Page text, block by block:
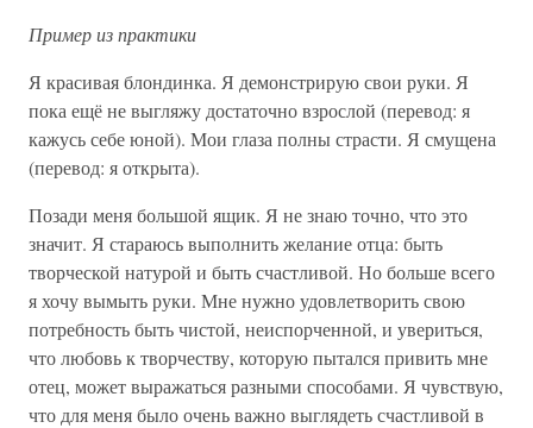
Пример из практики
Я красивая блондинка. Я демонстрирую свои руки. Я
пока ещё не выгляжу достаточно взрослой (перевод: я
кажусь себе юной). Мои глаза полны страсти. Я смущена
(перевод: я открыта).
Позади меня большой ящик. Я не знаю точно, что это
значит. Я стараюсь выполнить желание отца: быть
творческой натурой и быть счастливой. Но больше всего
я хочу вымыть руки. Мне нужно удовлетворить свою
потребность быть чистой, неиспорченной, и увериться,
что любовь к творчеству, которую пытался привить мне
отец, может выражаться разными способами. Я чувствую,
что для меня было очень важно выглядеть счастливой в